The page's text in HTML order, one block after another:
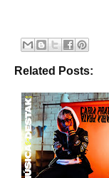
Related Posts: